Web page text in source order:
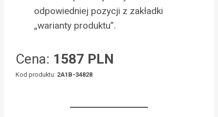
odpowiedniej pozycji z zakładki
„warianty produktu”.
Cena: 1587 PLN
Kod produktu: 2A1B-34828